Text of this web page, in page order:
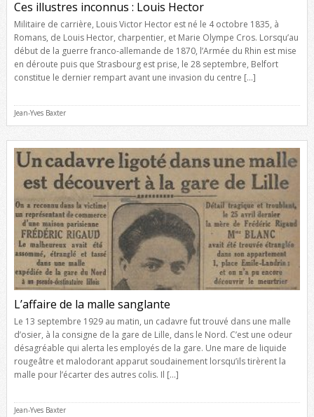
Ces illustres inconnus : Louis Hector
Militaire de carrière, Louis Victor Hector est né le 4 octobre 1835, à
Romans, de Louis Hector, charpentier, et Marie Olympe Cros. Lorsqu’au
début de la guerre franco-allemande de 1870, l’Armée du Rhin est mise
en déroute puis que Strasbourg est prise, le 28 septembre, Belfort
constitue le dernier rempart avant une invasion du centre […]
Jean-Yves Baxter
L’affaire de la malle sanglante
Le 13 septembre 1929 au matin, un cadavre fut trouvé dans une malle
d’osier, à la consigne de la gare de Lille, dans le Nord. C’est une odeur
désagréable qui alerta les employés de la gare. Une mare de liquide
rougeâtre et malodorant apparut soudainement lorsqu’ils tirèrent la
malle pour l’écarter des autres colis. Il […]
Jean-Yves Baxter